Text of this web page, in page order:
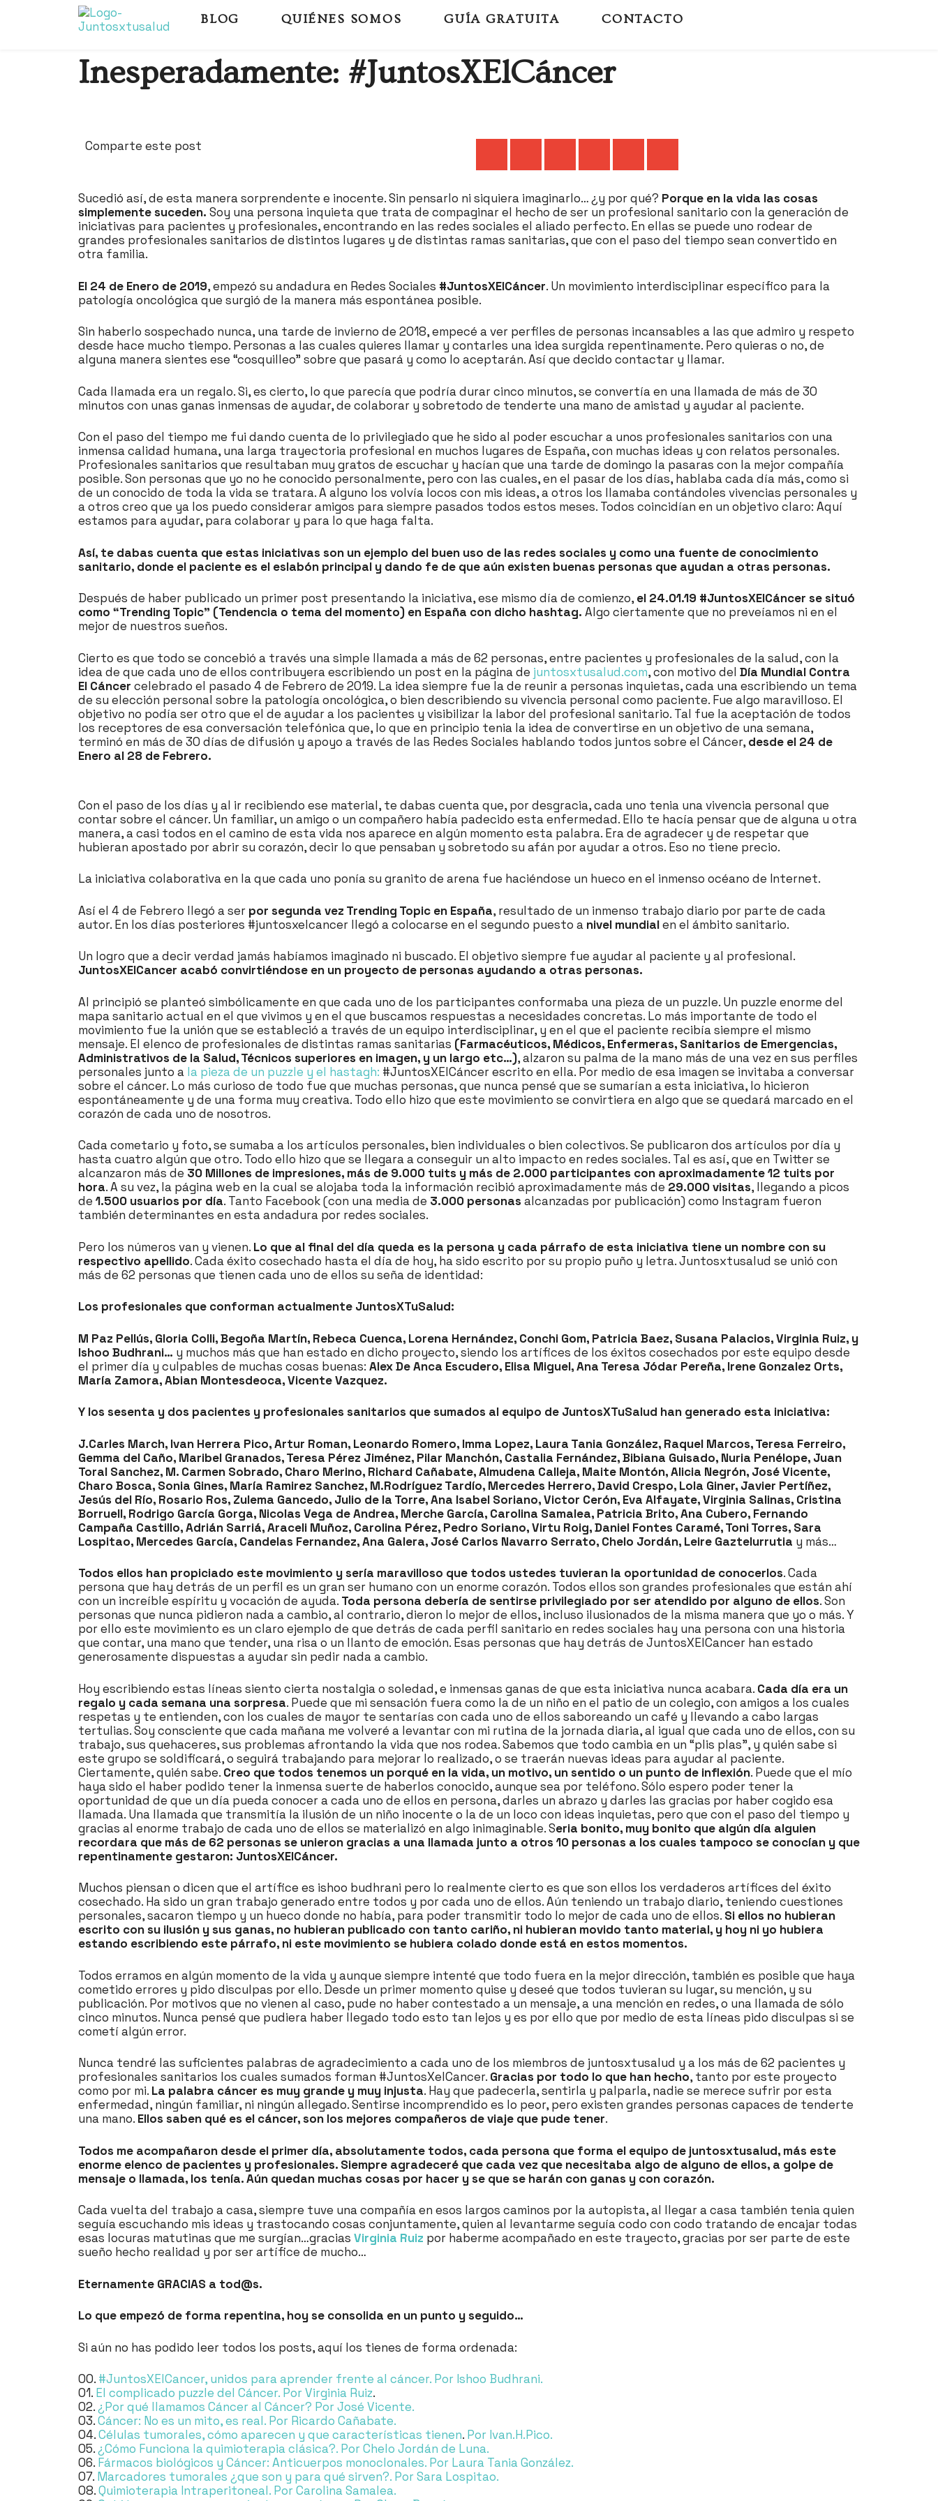
BLOG QUIÉNES SOMOS GUÍA GRATUITA CONTACTO
Inesperadamente: #JuntosXElCáncer
Comparte este post
Sucedió así, de esta manera sorprendente e inocente. Sin pensarlo ni siquiera imaginarlo… ¿y por qué? Porque en la vida las cosas
simplemente suceden. Soy una persona inquieta que trata de compaginar el hecho de ser un profesional sanitario con la generación de
iniciativas para pacientes y profesionales, encontrando en las redes sociales el aliado perfecto. En ellas se puede uno rodear de
grandes profesionales sanitarios de distintos lugares y de distintas ramas sanitarias, que con el paso del tiempo sean convertido en
otra familia.
El 24 de Enero de 2019, empezó su andadura en Redes Sociales #JuntosXElCáncer. Un movimiento interdisciplinar específico para la
patología oncológica que surgió de la manera más espontánea posible.
Sin haberlo sospechado nunca, una tarde de invierno de 2018, empecé a ver perfiles de personas incansables a las que admiro y respeto
desde hace mucho tiempo. Personas a las cuales quieres llamar y contarles una idea surgida repentinamente. Pero quieras o no, de
alguna manera sientes ese “cosquilleo” sobre que pasará y como lo aceptarán. Así que decido contactar y llamar.
Cada llamada era un regalo. Si, es cierto, lo que parecía que podría durar cinco minutos, se convertía en una llamada de más de 30
minutos con unas ganas inmensas de ayudar, de colaborar y sobretodo de tenderte una mano de amistad y ayudar al paciente.
Con el paso del tiempo me fui dando cuenta de lo privilegiado que he sido al poder escuchar a unos profesionales sanitarios con una
inmensa calidad humana, una larga trayectoria profesional en muchos lugares de España, con muchas ideas y con relatos personales.
Profesionales sanitarios que resultaban muy gratos de escuchar y hacían que una tarde de domingo la pasaras con la mejor compañía
posible. Son personas que yo no he conocido personalmente, pero con las cuales, en el pasar de los días, hablaba cada día más, como si
de un conocido de toda la vida se tratara. A alguno los volvía locos con mis ideas, a otros los llamaba contándoles vivencias personales y
a otros creo que ya los puedo considerar amigos para siempre pasados todos estos meses. Todos coincidían en un objetivo claro: Aquí
estamos para ayudar, para colaborar y para lo que haga falta.
Así, te dabas cuenta que estas iniciativas son un ejemplo del buen uso de las redes sociales y como una fuente de conocimiento
sanitario, donde el paciente es el eslabón principal y dando fe de que aún existen buenas personas que ayudan a otras personas.
Después de haber publicado un primer post presentando la iniciativa, ese mismo día de comienzo, el 24.01.19 #JuntosXElCáncer se situó
como “Trending Topic” (Tendencia o tema del momento) en España con dicho hashtag. Algo ciertamente que no preveíamos ni en el
mejor de nuestros sueños.
Cierto es que todo se concebió a través una simple llamada a más de 62 personas, entre pacientes y profesionales de la salud, con la
idea de que cada uno de ellos contribuyera escribiendo un post en la página de juntosxtusalud.com, con motivo del Día Mundial Contra
El Cáncer celebrado el pasado 4 de Febrero de 2019. La idea siempre fue la de reunir a personas inquietas, cada una escribiendo un tema
de su elección personal sobre la patología oncológica, o bien describiendo su vivencia personal como paciente. Fue algo maravilloso. El
objetivo no podía ser otro que el de ayudar a los pacientes y visibilizar la labor del profesional sanitario. Tal fue la aceptación de todos
los receptores de esa conversación telefónica que, lo que en principio tenia la idea de convertirse en un objetivo de una semana,
terminó en más de 30 días de difusión y apoyo a través de las Redes Sociales hablando todos juntos sobre el Cáncer, desde el 24 de
Enero al 28 de Febrero.
Con el paso de los días y al ir recibiendo ese material, te dabas cuenta que, por desgracia, cada uno tenia una vivencia personal que
contar sobre el cáncer. Un familiar, un amigo o un compañero había padecido esta enfermedad. Ello te hacía pensar que de alguna u otra
manera, a casi todos en el camino de esta vida nos aparece en algún momento esta palabra. Era de agradecer y de respetar que
hubieran apostado por abrir su corazón, decir lo que pensaban y sobretodo su afán por ayudar a otros. Eso no tiene precio.
La iniciativa colaborativa en la que cada uno ponía su granito de arena fue haciéndose un hueco en el inmenso océano de Internet.
Así el 4 de Febrero llegó a ser por segunda vez Trending Topic en España, resultado de un inmenso trabajo diario por parte de cada
autor. En los días posteriores #juntosxelcancer llegó a colocarse en el segundo puesto a nivel mundialen el ámbito sanitario.
Un logro que a decir verdad jamás habíamos imaginado ni buscado. El objetivo siempre fue ayudar al paciente y al profesional.
JuntosXElCancer acabó convirtiéndose en un proyecto de personas ayudando a otras personas.
Al principió se planteó simbólicamente en que cada uno de los participantes conformaba una pieza de un puzzle. Un puzzle enorme del
mapa sanitario actual en el que vivimos y en el que buscamos respuestas a necesidades concretas. Lo más importante de todo el
movimiento fue la unión que se estableció a través de un equipo interdisciplinar, y en el que el paciente recibía siempre el mismo
mensaje. El elenco de profesionales de distintas ramas sanitarias (Farmacéuticos, Médicos, Enfermeras, Sanitarios de Emergencias,
Administrativos de la Salud, Técnicos superiores en imagen, y un largo etc…), alzaron su palma de la mano más de una vez en sus perfiles
personales junto a la pieza de un puzzle y el hastagh: #JuntosXElCáncer escrito en ella. Por medio de esa imagen se invitaba a conversar
sobre el cáncer. Lo más curioso de todo fue que muchas personas, que nunca pensé que se sumarían a esta iniciativa, lo hicieron
espontáneamente y de una forma muy creativa. Todo ello hizo que este movimiento se convirtiera en algo que se quedará marcado en el
corazón de cada uno de nosotros.
Cada cometario y foto, se sumaba a los artículos personales, bien individuales o bien colectivos. Se publicaron dos artículos por día y
hasta cuatro algún que otro. Todo ello hizo que se llegara a conseguir un alto impacto en redes sociales. Tal es así, que en Twitter se
alcanzaron más de 30 Millones de impresiones, más de 9.000 tuits y más de 2.000 participantes con aproximadamente 12 tuits por
hora. A su vez, la página web en la cual se alojaba toda la información recibió aproximadamente más de 29.000 visitas, llegando a picos
de 1.500 usuarios por día. Tanto Facebook (con una media de 3.000 personas alcanzadas por publicación) como Instagram fueron
también determinantes en esta andadura por redes sociales.
Pero los números van y vienen. Lo que al final del día queda es la persona y cada párrafo de esta iniciativa tiene un nombre con su
respectivo apellido. Cada éxito cosechado hasta el día de hoy, ha sido escrito por su propio puño y letra. Juntosxtusalud se unió con
más de 62 personas que tienen cada uno de ellos su seña de identidad:
Los profesionales que conforman actualmente JuntosXTuSalud:
M Paz Pellús, Gloria Colli, Begoña Martín, Rebeca Cuenca, Lorena Hernández, Conchi Gom, Patricia Baez, Susana Palacios, Virginia Ruiz, y
Ishoo Budhrani… y muchos más que han estado en dicho proyecto, siendo los artífices de los éxitos cosechados por este equipo desde
el primer día y culpables de muchas cosas buenas: Alex De Anca Escudero, Elisa Miguel, Ana Teresa Jódar Pereña, Irene Gonzalez Orts,
María Zamora, Abian Montesdeoca, Vicente Vazquez.
Y los sesenta y dos pacientes y profesionales sanitarios que sumados al equipo de JuntosXTuSalud han generado esta iniciativa:
J.Carles March, Ivan Herrera Pico, Artur Roman, Leonardo Romero, Imma Lopez, Laura Tania González, Raquel Marcos, Teresa Ferreiro,
Gemma del Caño, Maribel Granados, Teresa Pérez Jiménez, Pilar Manchón, Castalia Fernández, Bibiana Guisado, Nuria Penélope, Juan
Toral Sanchez, M. Carmen Sobrado, Charo Merino, Richard Cañabate, Almudena Calleja, Maite Montón, Alicia Negrón, José Vicente,
Charo Bosca, Sonia Gines, María Ramirez Sanchez, M.Rodríguez Tardío, Mercedes Herrero, David Crespo, Lola Giner, Javier Pertíñez,
Jesús del Río, Rosario Ros, Zulema Gancedo, Julio de la Torre, Ana Isabel Soriano, Victor Cerón, Eva Alfayate, Virginia Salinas, Cristina
Borruell, Rodrigo García Gorga, Nicolas Vega de Andrea, Merche García, Carolina Samalea, Patricia Brito, Ana Cubero, Fernando
Campaña Castillo, Adrián Sarriá, Araceli Muñoz, Carolina Pérez, Pedro Soriano, Virtu Roig, Daniel Fontes Caramé, Toni Torres, Sara
Lospitao, Mercedes García, Candelas Fernandez, Ana Galera, José Carlos Navarro Serrato, Chelo Jordán, Leire Gaztelurrutia y más…
Todos ellos han propiciado este movimiento y sería maravilloso que todos ustedes tuvieran la oportunidad de conocerlos. Cada
persona que hay detrás de un perfil es un gran ser humano con un enorme corazón. Todos ellos son grandes profesionales que están ahí
con un increíble espíritu y vocación de ayuda. Toda persona debería de sentirse privilegiado por ser atendido por alguno de ellos. Son
personas que nunca pidieron nada a cambio, al contrario, dieron lo mejor de ellos, incluso ilusionados de la misma manera que yo o más. Y
por ello este movimiento es un claro ejemplo de que detrás de cada perfil sanitario en redes sociales hay una persona con una historia
que contar, una mano que tender, una risa o un llanto de emoción. Esas personas que hay detrás de JuntosXElCancer han estado
generosamente dispuestas a ayudar sin pedir nada a cambio.
Hoy escribiendo estas líneas siento cierta nostalgia o soledad, e inmensas ganas de que esta iniciativa nunca acabara. Cada día era un
regalo y cada semana una sorpresa. Puede que mi sensación fuera como la de un niño en el patio de un colegio, con amigos a los cuales
respetas y te entienden, con los cuales de mayor te sentarías con cada uno de ellos saboreando un café y llevando a cabo largas
tertulias. Soy consciente que cada mañana me volveré a levantar con mi rutina de la jornada diaria, al igual que cada uno de ellos, con su
trabajo, sus quehaceres, sus problemas afrontando la vida que nos rodea. Sabemos que todo cambia en un “plis plas”, y quién sabe si
este grupo se soldificará, o seguirá trabajando para mejorar lo realizado, o se traerán nuevas ideas para ayudar al paciente.
Ciertamente, quién sabe. Creo que todos tenemos un porqué en la vida, un motivo, un sentido o un punto de inflexión. Puede que el mío
haya sido el haber podido tener la inmensa suerte de haberlos conocido, aunque sea por teléfono. Sólo espero poder tener la
oportunidad de que un día pueda conocer a cada uno de ellos en persona, darles un abrazo y darles las gracias por haber cogido esa
llamada. Una llamada que transmitía la ilusión de un niño inocente o la de un loco con ideas inquietas, pero que con el paso del tiempo y
gracias al enorme trabajo de cada uno de ellos se materializó en algo inimaginable. Seria bonito, muy bonito que algún día alguien
recordara que más de 62 personas se unieron gracias a una llamada junto a otros 10 personas a los cuales tampoco se conocían y que
repentinamente gestaron: JuntosXElCáncer.
Muchos piensan o dicen que el artífice es ishoo budhrani pero lo realmente cierto es que son ellos los verdaderos artífices del éxito
cosechado. Ha sido un gran trabajo generado entre todos y por cada uno de ellos. Aún teniendo un trabajo diario, teniendo cuestiones
personales, sacaron tiempo y un hueco donde no había, para poder transmitir todo lo mejor de cada uno de ellos. Si ellos no hubieran
escrito con su ilusión y sus ganas, no hubieran publicado con tanto cariño, ni hubieran movido tanto material, y hoy ni yo hubiera
estando escribiendo este párrafo, ni este movimiento se hubiera colado donde está en estos momentos.
Todos erramos en algún momento de la vida y aunque siempre intenté que todo fuera en la mejor dirección, también es posible que haya
cometido errores y pido disculpas por ello. Desde un primer momento quise y deseé que todos tuvieran su lugar, su mención, y su
publicación. Por motivos que no vienen al caso, pude no haber contestado a un mensaje, a una mención en redes, o una llamada de sólo
cinco minutos. Nunca pensé que pudiera haber llegado todo esto tan lejos y es por ello que por medio de esta líneas pido disculpas si se
cometí algún error.
Nunca tendré las suficientes palabras de agradecimiento a cada uno de los miembros de juntosxtusalud y a los más de 62 pacientes y
profesionales sanitarios los cuales sumados forman #JuntosXelCancer. Gracias por todo lo que han hecho, tanto por este proyecto
como por mi. La palabra cáncer es muy grande y muy injusta. Hay que padecerla, sentirla y palparla, nadie se merece sufrir por esta
enfermedad, ningún familiar, ni ningún allegado. Sentirse incomprendido es lo peor, pero existen grandes personas capaces de tenderte
una mano. Ellos saben qué es el cáncer, son los mejores compañeros de viaje que pude tener.
Todos me acompañaron desde el primer día, absolutamente todos, cada persona que forma el equipo de juntosxtusalud, más este
enorme elenco de pacientes y profesionales. Siempre agradeceré que cada vez que necesitaba algo de alguno de ellos, a golpe de
mensaje o llamada, los tenía. Aún quedan muchas cosas por hacer y se que se harán con ganas y con corazón.
Cada vuelta del trabajo a casa, siempre tuve una compañía en esos largos caminos por la autopista, al llegar a casa también tenia quien
seguía escuchando mis ideas y trastocando cosas conjuntamente, quien al levantarme seguía codo con codo tratando de encajar todas
esas locuras matutinas que me surgían…gracias Virginia Ruiz por haberme acompañado en este trayecto, gracias por ser parte de este
sueño hecho realidad y por ser artífice de mucho…
Eternamente GRACIAS a tod@s.
Lo que empezó de forma repentina, hoy se consolida en un punto y seguido…
Si aún no has podido leer todos los posts, aquí los tienes de forma ordenada:
00. #JuntosXElCancer, unidos para aprender frente al cáncer. Por Ishoo Budhrani.
01. El complicado puzzle del Cáncer. Por Virginia Ruiz.
02.¿Por qué llamamos Cáncer al Cáncer? Por José Vicente.
03.Cáncer: No es un mito, es real. Por Ricardo Cañabate.
04.Células tumorales, cómo aparecen y que características tienen. Por Ivan.H.Pico.
05.¿Cómo Funciona la quimioterapia clásica?. Por Chelo Jordán de Luna.
06. Fármacos biológicos y Cáncer: Anticuerpos monoclonales. Por Laura Tania González.
07. Marcadores tumorales ¿que son y para qué sirven?. Por Sara Lospitao.
08.Quimioterapia Intraperitoneal. Por Carolina Samalea.